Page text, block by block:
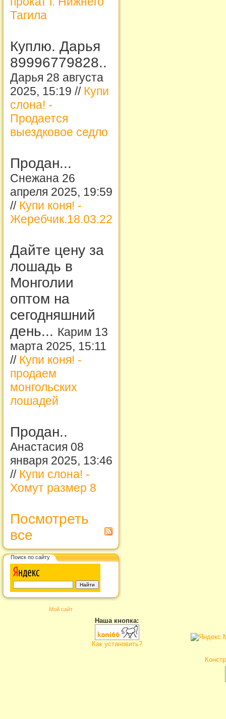
Тагила
Куплю. Дарья
89996779828..
Дарья 28 августа
2025, 15:19 // Купи
слона! -
Продается
выездковое седло
Продан...
Снежана 26
апреля 2025, 19:59
// Купи коня! -
Жеребчик.18.03.22
Дайте цену за
лошадь в
Монголии
оптом на
сегодняшний
день... Карим 13
марта 2025, 15:11
// Купи коня! -
продаем
монгольских
лошадей
Продан..
Анастасия 08
января 2025, 13:46
// Купи слона! -
Хомут размер 8
Посмотреть
все
Поиск по сайту
Мой сайт
Наша кнопка:
Как установить?